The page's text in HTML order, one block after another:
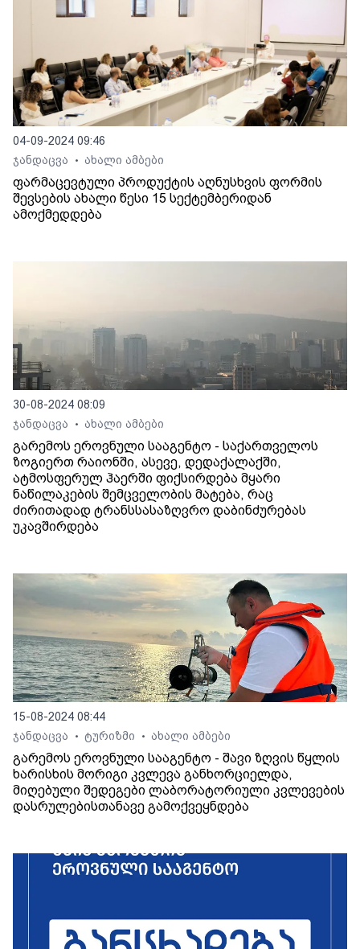
04-09-2024 09:46
ჯანდაცვა
• ახალი ამბები
ფარმაცევტული პროდუქტის აღნუსხვის ფორმის
შევსების ახალი წესი 15 სექტემბერიდან
ამოქმედდება
30-08-2024 08:09
ჯანდაცვა
• ახალი ამბები
გარემოს ეროვნული სააგენტო - საქართველოს
ზოგიერთ რაიონში, ასევე, დედაქალაქში,
ატმოსფერულ ჰაერში ფიქსირდება მყარი
ნაწილაკების შემცველობის მატება, რაც
ძირითადად ტრანსსასაზღვრო დაბინძურებას
უკავშირდება
15-08-2024 08:44
ჯანდაცვა
• ტურიზმი • ახალი ამბები
გარემოს ეროვნული სააგენტო - შავი ზღვის წყლის
ხარისხის მორიგი კვლევა განხორციელდა,
მიღებული შედეგები ლაბორატორიული კვლევების
დასრულებისთანავე გამოქვეყნდება